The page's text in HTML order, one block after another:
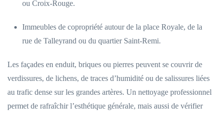
ou Croix-Rouge.
Immeubles de copropriété autour de la place Royale, de la
rue de Talleyrand ou du quartier Saint-Remi.
Les façades en enduit, briques ou pierres peuvent se couvrir de
verdissures, de lichens, de traces d’humidité ou de salissures liées
au trafic dense sur les grandes artères. Un nettoyage professionnel
permet de rafraîchir l’esthétique générale, mais aussi de vérifier